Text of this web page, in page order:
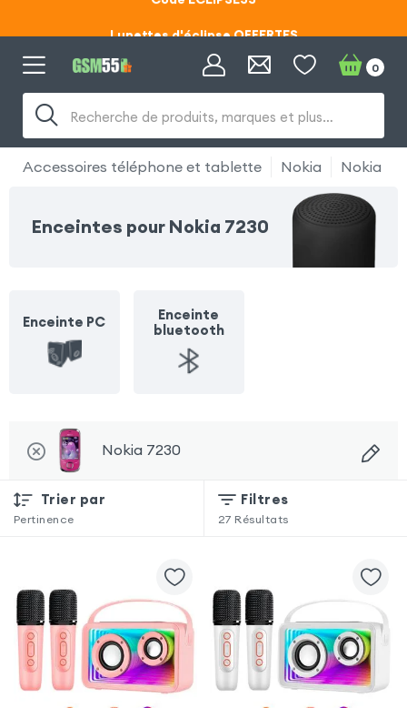
Code ECLIPSE55
Recherche de produits, marques et plus…
0
Accessoires téléphone et tablette Nokia Nokia
Enceintes pour Nokia 7230
Enceinte PC
Enceinte
bluetooth
Nokia 7230
Trier par
Pertinence
Filtres
27 Résultats